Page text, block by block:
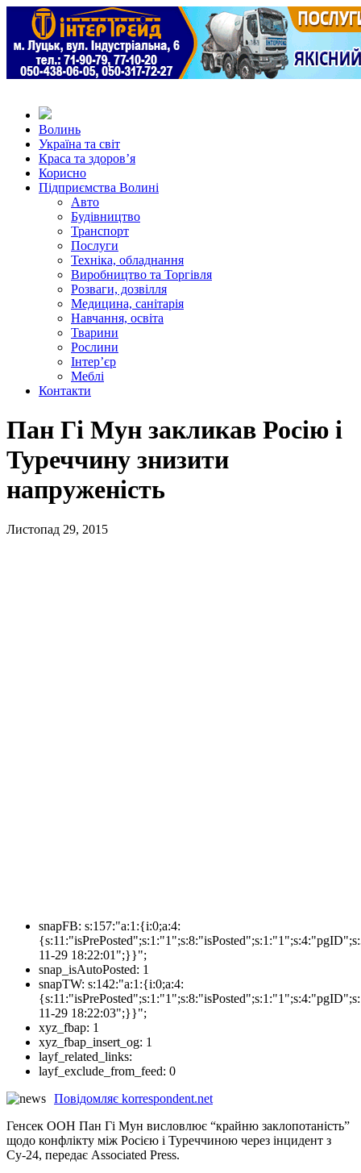
Волинь
Україна та світ
Краса та здоров’я
Корисно
Підприємства Волині
Авто
Будівництво
Транспорт
Послуги
Техніка, обладнання
Виробництво та Торгівля
Розваги, дозвілля
Медицина, санітарія
Навчання, освіта
Тварини
Рослини
Інтер’єр
Меблі
Контакти
Пан Гі Мун закликав Росію і
Туреччину знизити
напруженість
Листопад 29, 2015
snapFB: s:157:"a:1:{i:0;a:4:
11-29 18:22:01";}}";
snap_isAutoPosted: 1
snapTW: s:142:"a:1:{i:0;a:4:
11-29 18:22:03";}}";
xyz_fbap: 1
xyz_fbap_insert_og: 1
layf_related_links:
layf_exclude_from_feed: 0
Повідомляє korrespondent.net
Генсек ООН Пан Гі Мун висловлює “крайню заклопотаність”
щодо конфлікту між Росією і Туреччиною через інцидент з
Су-24, передає Associated Press.